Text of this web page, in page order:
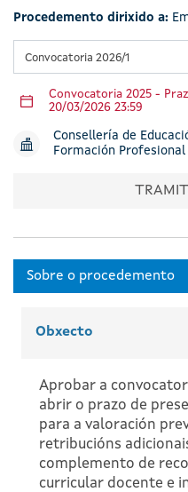
Procedemento dirixido a:
Convocatoria 2026/1
Convocatoria 2025 -
20/03/2026 23:59
Consellería de
Formación Profesional
Obxecto
Aprobar a
abrir o prazo de
para a valoración
retribucións
complemento de
curricular docente e